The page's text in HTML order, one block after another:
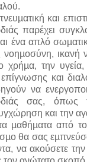
και
παρέχει
ένα απλό
νοηµοσύνη, ικανή
χρήµα, την υγεία,
και
να
σας, όπως
και την
µαθήµατα από
θα σας
να ακούσετε